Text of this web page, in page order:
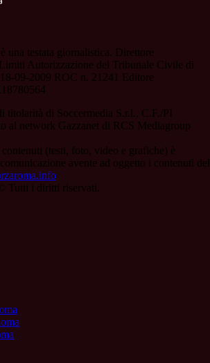
una testata giornalistica. Direttore
Autorizzazione del Tribunale Civile di
09-2009 ROC n. 21241 Editore
titolarità di Soccermedia S.r.l., C.F./PI
al network Gazzanet di RCS Mediagroup
(testi, foto, video e grafiche) è
avente ad oggetto i contenuti del
Tutti i diritti riservati.